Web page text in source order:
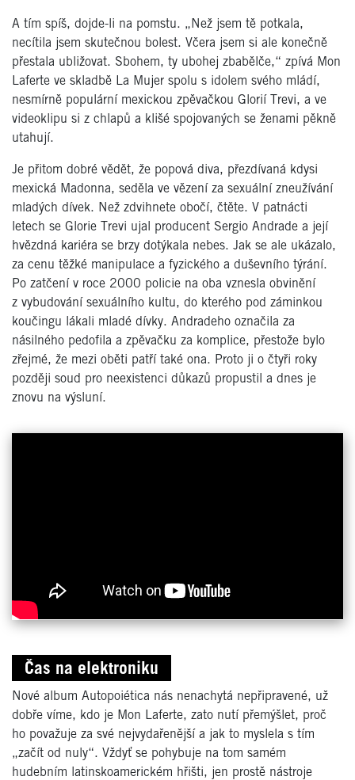
A tím spíš, dojde-li na pomstu. „Než jsem tě potkala,
necítila jsem skutečnou bolest. Včera jsem si ale konečně
přestala ubližovat. Sbohem, ty ubohej zbabělče,“ zpívá Mon
Laferte ve skladbě La Mujer spolu s idolem svého mládí,
nesmírně populární mexickou zpěvačkou Glorií Trevi, a ve
videoklipu si z chlapů a klišé spojovaných se ženami pěkně
utahují.
Je přitom dobré vědět, že popová diva, přezdívaná kdysi
mexická Madonna, seděla ve vězení za sexuální zneužívání
mladých dívek. Než zdvihnete obočí, čtěte. V patnácti
letech se Glorie Trevi ujal producent Sergio Andrade a její
hvězdná kariéra se brzy dotýkala nebes. Jak se ale ukázalo,
za cenu těžké manipulace a fyzického a duševního týrání.
Po zatčení v roce 2000 policie na oba vznesla obvinění
z vybudování sexuálního kultu, do kterého pod záminkou
koučingu lákali mladé dívky. Andradeho označila za
násilného pedofila a zpěvačku za komplice, přestože bylo
zřejmé, že mezi oběti patří také ona. Proto ji o čtyři roky
později soud pro neexistenci důkazů propustil a dnes je
znovu na výsluní.
Čas na elektroniku
Nové album Autopoiética nás nenachytá nepřipravené, už
dobře víme, kdo je Mon Laferte, zato nutí přemýšlet, proč
ho považuje za své nejvydařenější a jak to myslela s tím
„začít od nuly“. Vždyť se pohybuje na tom samém
hudebním latinskoamerickém hřišti, jen prostě nástroje